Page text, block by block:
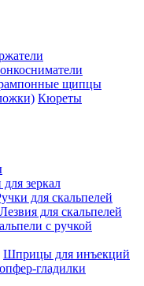
щипцы
Кюреты
зеркал
для скальпелей
Лезвия для скальпелей
с ручкой
Шприцы для инъекций
гладилки